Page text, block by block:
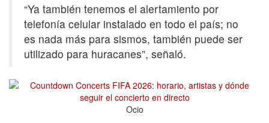
“Ya también tenemos el alertamiento por
telefonía celular instalado en todo el país; no
es nada más para sismos, también puede ser
utilizado para huracanes”, señaló.
Ocio